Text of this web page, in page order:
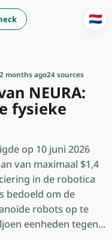
🇳🇱
months ago24 sources
NEURA:
fysieke
op 10 juni 2026
van maximaal $1,4
in de robotica
bedoeld om de
robots op te
eenheden tegen...